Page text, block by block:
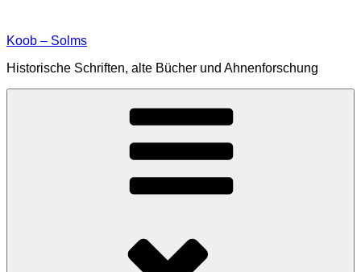
springen
Koob – Solms
Historische Schriften, alte Bücher und Ahnenforschung